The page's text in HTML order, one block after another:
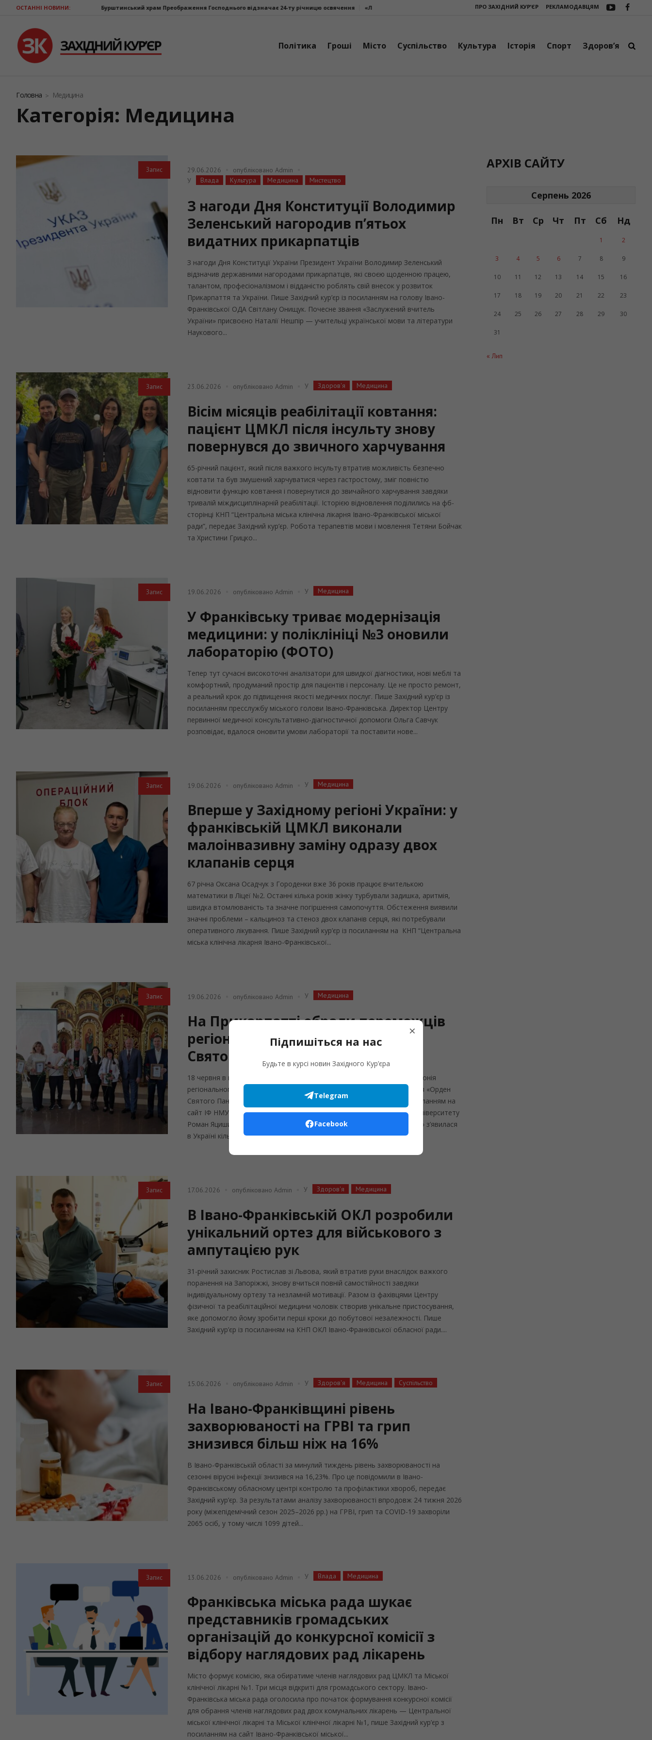
ПРО ЗАХІДНИЙ КУР’ЄР РЕКЛАМОДАВЦЯМ
ОСТАННІ НОВИНИ:Бурштинський храм Преображення Господнього відзначає 24-ту річницю освячення «Літо. Люди. Сила»: втретє у Калуші об’єдналися мистецтво, творчість і добрі справи Підтримка фронту: у
Політика Гроші Місто Суспільство Культура Історія Спорт Здоров’я
Головна Медицина
Категорія: Медицина
Запис 29.06.2026 опубліковано Admin
У
Влада Культура Медицина Мистецтво
З нагоди Дня Конституції Володимир
Зеленський нагородив п’ятьох
видатних прикарпатців
З нагоди Дня Конституції України Президент України Володимир Зеленський
відзначив державними нагородами прикарпатців, які своєю щоденною працею,
талантом, професіоналізмом і відданістю роблять свій внесок у розвиток
Прикарпаття та України. Пише Західний кур’єр із посиланням на голову Івано-
Франківської ОДА Світлану Онищук. Почесне звання «Заслужений вчитель
України» присвоєно Наталії Нешпір — учительці української мови та літератури
Наукового...
Запис 23.06.2026 опублікованоAdmin У Здоров'я Медицина
Вісім місяців реабілітації ковтання:
пацієнт ЦМКЛ після інсульту знову
повернувся до звичного харчування
65-річний пацієнт, який після важкого інсульту втратив можливість безпечно
ковтати та був змушений харчуватися через гастростому, зміг повністю
відновити функцію ковтання і повернутися до звичайного харчування завдяки
тривалій міждисциплінарній реабілітації. Історією відновлення поділились на фб-
сторінці КНП “Центральна міська клінічна лікарня Івано-Франківської міської
ради”, передає Західний кур’єр. Робота терапевтів мови і мовлення Тетяни Бойчак
та Христини Грицко...
Запис 19.06.2026 опублікованоAdmin У Медицина
У Франківську триває модернізація
медицини: у поліклініці №3 оновили
лабораторію (ФОТО)
Тепер тут сучасні високоточні аналізатори для швидкої діагностики, нові меблі та
комфортний, продуманий простір для пацієнтів і персоналу. Це не просто ремонт,
а реальний крок до підвищення якості медичних послуг. Пише Західний кур’єр із
посиланням пресслужбу міського голови Івано-Франківська. Директор Центру
первинної медичної консультативно-діагностичної допомоги Ольга Савчук
розповідає, вдалося оновити умови лабораторії та поставити нове...
Запис 19.06.2026 опублікованоAdmin У Медицина
Вперше у Західному регіоні України: у
франківській ЦМКЛ виконали
малоінвазивну заміну одразу двох
клапанів серця
67 річна Оксана Осадчук з Городенки вже 36 років працює вчителькою
математики в Ліцеї №2. Останні кілька років жінку турбували задишка, аритмія,
швидка втомлюваність та значне погіршення самопочуття. Обстеження виявили
значні проблеми – кальциноз та стеноз двох клапанів серця, які потребували
оперативного лікування. Пише Західний кур’єр із посиланням на КНП “Центральна
міська клінічна лікарня Івано-Франківської...
Запис 19.06.2026 опубліковано Admin У Медицина
На Прикарпатті обрали переможців
регіонального відбору «Ордену
Святого Пантелеймона»
18 червня в каплиці духовної семінарії УГКЦ відбулася урочиста церемонія
регіонального нагородження відзнакою за професіоналізм і милосердя «Орден
Святого Пантелеймона» 2025–2026 років. Пише Західний кур’єр із посиланням на
сайт ІФ НМУ. Ректор Івано-Франківського національного медичного університету
Роман Яцишин зазначив, що нагорода «Орден Святого Пантелеймона» з’явилася
в Україні кілька років тому як відзнака для найкращих медиків,...
Запис 17.06.2026 опублікованоAdmin У Здоров'я Медицина
В Івано-Франківській ОКЛ розробили
унікальний ортез для військового з
ампутацією рук
31-річний захисник Ростислав зі Львова, який втратив руки внаслідок важкого
поранення на Запоріжжі, знову вчиться повній самостійності завдяки
індивідуальному ортезу та незламній мотивації. Разом із фахівцями Центру
фізичної та реабілітаційної медицини чоловік створив унікальне пристосування,
яке допомогло йому зробити перші кроки до побутової незалежності. Пише
Західний кур’єр із посиланням на КНП ОКЛ Івано-Франківської обласної ради....
Запис 15.06.2026 опублікованоAdmin У Здоров'я Медицина Суспільство
На Івано-Франківщині рівень
захворюваності на ГРВІ та грип
знизився більш ніж на 16%
В Івано-Франківській області за минулий тиждень рівень захворюваності на
сезонні вірусні інфекції знизився на 16,23%. Про це повідомили в Івано-
Франківському обласному центрі контролю та профілактики хвороб, передає
Західний кур’єр. За результатами аналізу захворюваності впродовж 24 тижня 2026
року (міжепідемічний сезон 2025–2026 рр.) на ГРВІ, грип та COVID-19 захворіли
2065 осіб, у тому числі 1099 дітей...
Запис 13.06.2026 опублікованоAdmin У Влада Медицина
Франківська міська рада шукає
представників громадських
організацій до конкурсної комісії з
відбору наглядових рад лікарень
Місто формує комісію, яка обиратиме членів наглядових рад ЦМКЛ та Міської
клінічної лікарні №1. Три місця відкриті для громадського сектору. Івано-
Франківська міська рада оголосила про початок формування конкурсної комісії
для обрання членів наглядових рад двох комунальних лікарень — Центральної
міської клінічної лікарні та Міської клінічної лікарні №1, пише Західний кур’єр з
посиланням на сайт Івано-Франківської міської...
АРХІВ САЙТУ
Серпень 2026
Пн Вт Ср Чт Пт Сб Нд
« Лип
1 2
3 4 5 6 7 8 9
10 11 12 13 14 15 16
17 18 19 20 21 22 23
24 25 26 27 28 29 30
31
×
Підпишіться на нас
Будьте в курсі новин Західного Кур’єра
Telegram
Facebook